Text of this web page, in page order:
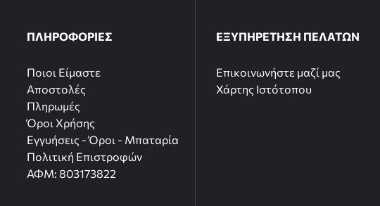
ΠΛΗΡΟΦΟΡΙΕΣ
Ποιοι Είμαστε
Αποστολές
Πληρωμές
Όροι Χρήσης
Εγγυήσεις - Όροι - Μπαταρία
Πολιτική Επιστροφών
ΑΦΜ: 803173822
ΕΞΥΠΗΡΕΤΗΣΗ ΠΕΛΑΤΩΝ
Επικοινωνήστε μαζί μας
Χάρτης Ιστότοπου